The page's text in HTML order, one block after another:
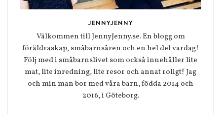
JENNYJENNY
Välkommen till JennyJenny.se. En blogg om
föräldraskap, småbarnsåren och en hel del vardag!
Följ med i småbarnslivet som också innehåller lite
mat, lite inredning, lite resor och annat roligt! Jag
och min man bor med våra barn, födda 2014 och
2016, i Göteborg.